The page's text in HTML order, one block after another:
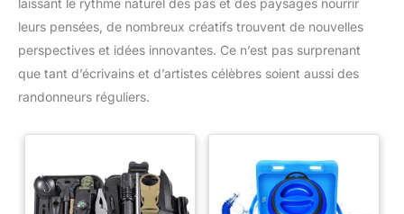
laissant le rythme naturel des pas et des paysages nourrir
leurs pensées, de nombreux créatifs trouvent de nouvelles
perspectives et idées innovantes. Ce n’est pas surprenant
que tant d’écrivains et d’artistes célèbres soient aussi des
randonneurs réguliers.